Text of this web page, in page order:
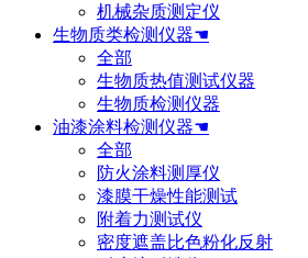
机械杂质测定仪
生物质类检测仪器☚
全部
生物质热值测试仪器
生物质检测仪器
油漆涂料检测仪器☚
全部
防火涂料测厚仪
漆膜干燥性能测试
附着力测试仪
密度遮盖比色粉化反射